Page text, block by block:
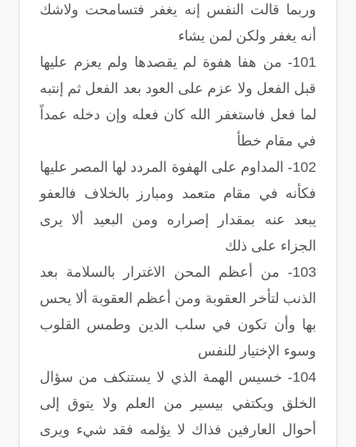
وربما قالت النفس إنه يغفر فتسامحت ولاشك
أنه يغفر ولكن لمن يشاء
101- من هفا هفوة لم يقصدها ولم يعزم عليها
قبل الفعل ولا عزم على العود بعد الفعل ثم إنتبه
لما فعل فاستغفر الله كان فعله وإن دخله عمداً
في مقام خطأ
102- المداوم على الهفوة المردد لها المصر عليها
فكأنه في مقام متعمد ومبارز بالخلاف فالعفو
يبعد عنه بمقدار إصراره ومن البعيد ألا يرى
الجزاء على ذلك
103- من أعظم المحن الاغترار بالسلامة بعد
الذنب لتأخر العقوبة ومن أعظم العقوبة ألا يحس
بها وأن تكون في سلب الدين وطمس القلوب
وسوء الإختيار للنفس
104- خسيس الهمة الذي لا يستنكف من سؤال
الخلق ويكتفي بيسير من العلم ولا يتوق إلى
أحوال العارفين فذاك لا يؤلمه فقد شيء ويرى